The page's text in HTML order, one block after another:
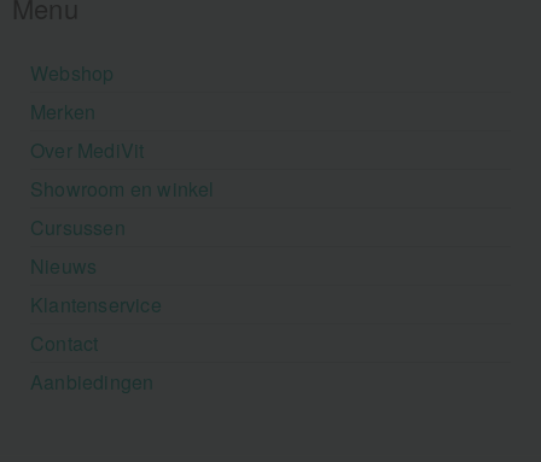
Webshop
Merken
Over MediVit
Showroom en winkel
Cursussen
Nieuws
Klantenservice
Contact
Aanbiedingen